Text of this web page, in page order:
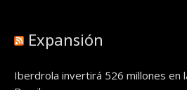
Expansión
Iberdrola invertirá 526 millones en